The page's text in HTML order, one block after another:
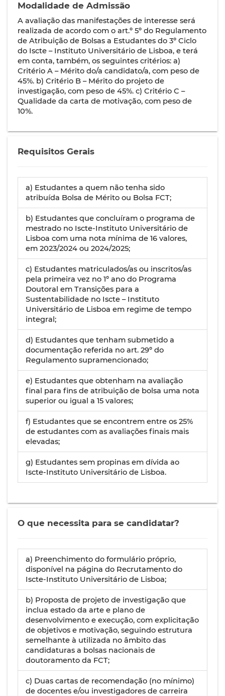
Modalidade de Admissão
A avaliação das manifestações de interesse será
realizada de acordo com o art.º 5º do Regulamento
de Atribuição de Bolsas a Estudantes do 3º Ciclo
do Iscte – Instituto Universitário de Lisboa, e terá
em conta, também, os seguintes critérios: a)
Critério A – Mérito do/a candidato/a, com peso de
45%. b) Critério B – Mérito do projeto de
investigação, com peso de 45%. c) Critério C –
Qualidade da carta de motivação, com peso de
10%.
Requisitos Gerais
a) Estudantes a quem não tenha sido
atribuída Bolsa de Mérito ou Bolsa FCT;
b) Estudantes que concluíram o programa de
mestrado no Iscte-Instituto Universitário de
Lisboa com uma nota mínima de 16 valores,
em 2023/2024 ou 2024/2025;
c) Estudantes matriculados/as ou inscritos/as
pela primeira vez no 1º ano do Programa
Doutoral em Transições para a
Sustentabilidade no Iscte – Instituto
Universitário de Lisboa em regime de tempo
integral;
d) Estudantes que tenham submetido a
documentação referida no art. 29º do
Regulamento supramencionado;
e) Estudantes que obtenham na avaliação
final para fins de atribuição de bolsa uma nota
superior ou igual a 15 valores;
f) Estudantes que se encontrem entre os 25%
de estudantes com as avaliações finais mais
elevadas;
g) Estudantes sem propinas em dívida ao
Iscte-Instituto Universitário de Lisboa.
O que necessita para se candidatar?
a) Preenchimento do formulário próprio,
disponível na página do Recrutamento do
Iscte-Instituto Universitário de Lisboa;
b) Proposta de projeto de investigação que
inclua estado da arte e plano de
desenvolvimento e execução, com explicitação
de objetivos e motivação, seguindo estrutura
semelhante à utilizada no âmbito das
candidaturas a bolsas nacionais de
doutoramento da FCT;
c) Duas cartas de recomendação (no mínimo)
de docentes e/ou investigadores de carreira